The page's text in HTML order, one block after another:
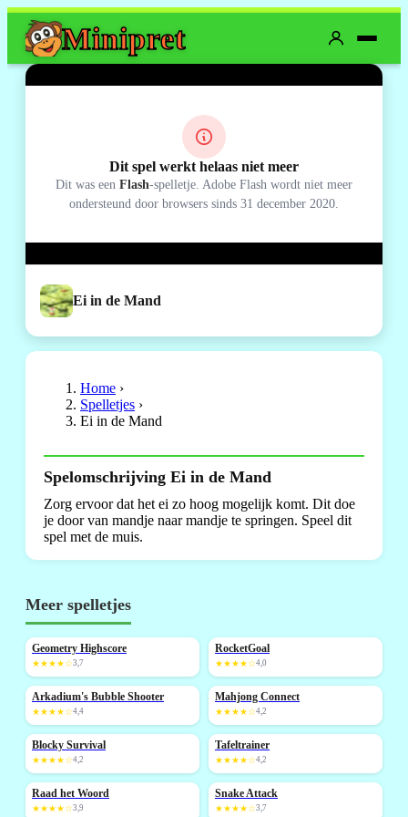
Minipret
Dit spel werkt helaas niet meer
Dit was een Flash-spelletje. Adobe Flash wordt niet meer
ondersteund door browsers sinds 31 december 2020.
Ei in de Mand
Home ›
Spelletjes ›
Ei in de Mand
Spelomschrijving Ei in de Mand
Zorg ervoor dat het ei zo hoog mogelijk komt. Dit doe
je door van mandje naar mandje te springen. Speel dit
spel met de muis.
Meer spelletjes
NIEUW
Geometry Highscore
★★★★☆3,7
NIEUW
RocketGoal
★★★★☆4,0
NIEUW
Arkadium's Bubble Shooter
★★★★☆4,4
NIEUW
Mahjong Connect
★★★★☆4,2
NIEUW
Blocky Survival
★★★★☆4,2
Tafeltrainer
★★★★☆4,2
Raad het Woord
★★★★☆3,9
NIEUW
Snake Attack
★★★★☆3,7